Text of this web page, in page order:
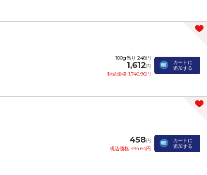
100g当り 248円
1,612円
税込価格 1,740.96円
カートに
追加する
458円
税込価格 494.64円
カートに
追加する